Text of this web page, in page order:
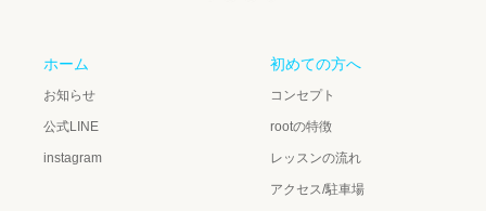
ホーム
お知らせ
公式LINE
instagram
初めての方へ
コンセプト
rootの特徴
レッスンの流れ
アクセス/駐車場